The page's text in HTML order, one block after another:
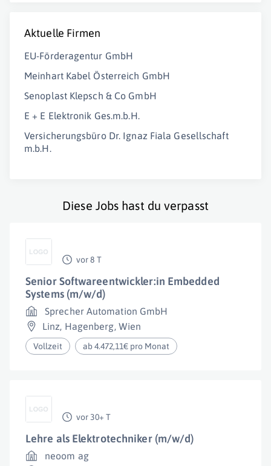
Aktuelle Firmen
EU-Förderagentur GmbH
Meinhart Kabel Österreich GmbH
Senoplast Klepsch & Co GmbH
E + E Elektronik Ges.m.b.H.
Versicherungsbüro Dr. Ignaz Fiala Gesellschaft
m.b.H.
Diese Jobs hast du verpasst
vor 8 T
Senior Softwareentwickler:in Embedded
Systems (m/w/d)
Sprecher Automation GmbH
Linz, Hagenberg, Wien
Vollzeit ab 4.472,11€ pro Monat
vor 30+ T
Lehre als Elektrotechniker (m/w/d)
neoom ag